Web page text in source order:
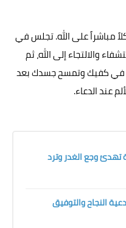
مباشراً على الله. تجلس في
والالتجاء إلى الله، ثم
في كفيك وتمسح جسدك بعد
عند الدعاء.
تهدئ وجع الغدر وترد
النجاح والتوفيق